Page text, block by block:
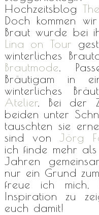
Hochzeitsblog
Doch kommen
Braut wurde bei
Lina on Tour
winterliches
Brautmode.
Bräutigam in
winterliches
Atelier. Bei der
beiden unter
tauschten sie
sind vonJörg
ich finde mehr
Jahren
nur ein Grund
freue ich mich,
Inspiration zu
euch damit!